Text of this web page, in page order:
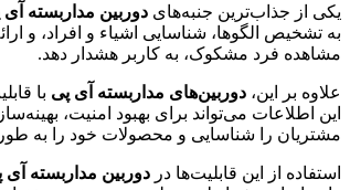
یکی از جذاب‌ترین جنبه‌های دوربین مداربسته آی
به تشخیص الگوها، شناسایی اشیاء و افراد، و
مشاهده فرد مشکوک، به کاربر هشدار دهد.
علاوه بر این، دوربین‌های مداربسته آی پی با
این اطلاعات می‌تواند برای بهبود امنیت،
مشتریان را شناسایی و محصولات خود را به
استفاده از این قابلیت‌ها در دوربین مداربسته آی